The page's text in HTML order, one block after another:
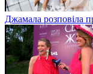
Джамала розповіла